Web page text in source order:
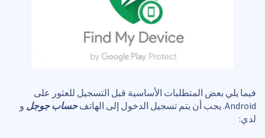
فيما يلي بعض المتطلبات الأساسية قبل التسجيل للعثور على
Android. يجب أن يتم تسجيل الدخول إلى الهاتف
حساب جوجل و
لدي: